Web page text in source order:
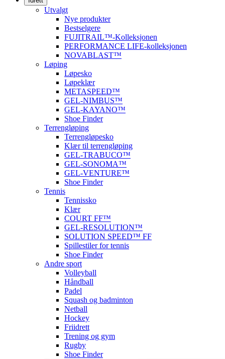
Utvalgt
Nye produkter
Bestselgere
FUJITRAIL™-Kolleksjonen
PERFORMANCE LIFE-kolleksjonen
NOVABLAST™
Løping
Løpesko
Løpeklær
METASPEED™
GEL-NIMBUS™
GEL-KAYANO™
Shoe Finder
Terrengløping
Terrengløpesko
Klær til terrengløping
GEL-TRABUCO™
GEL-SONOMA™
GEL-VENTURE™
Shoe Finder
Tennis
Tennissko
Klær
COURT FF™
GEL-RESOLUTION™
SOLUTION SPEED™ FF
Spillestiler for tennis
Shoe Finder
Andre sport
Volleyball
Håndball
Padel
Squash og badminton
Netball
Hockey
Friidrett
Trening og gym
Rugby
Shoe Finder